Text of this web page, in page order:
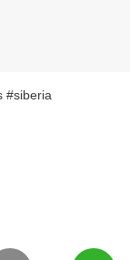
#siberia